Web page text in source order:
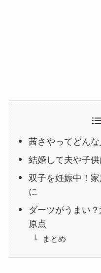
茜さやってどんな
結婚して夫や子供
双子を妊娠中！
に
ダーツがうまい
原点
まとめ